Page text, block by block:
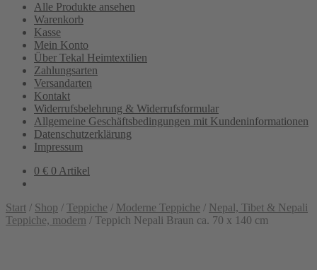
Alle Produkte ansehen
Warenkorb
Kasse
Mein Konto
Über Tekal Heimtextilien
Zahlungsarten
Versandarten
Kontakt
Widerrufsbelehrung & Widerrufsformular
Allgemeine Geschäftsbedingungen mit Kundeninformationen
Datenschutzerklärung
Impressum
0 € 0 Artikel
Start / Shop / Teppiche / Moderne Teppiche / Nepal, Tibet & Nepali
Teppiche, modern / Teppich Nepali Braun ca. 70 x 140 cm